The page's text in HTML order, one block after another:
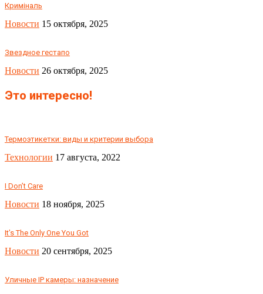
Криміналь
Новости 15 октября, 2025
Звездное гестапо
Новости 26 октября, 2025
Это интересно!
Термоэтикетки: виды и критерии выбора
Технологии 17 августа, 2022
I Don’t Care
Новости 18 ноября, 2025
It’s The Only One You Got
Новости 20 сентября, 2025
Уличные IP камеры: назначение